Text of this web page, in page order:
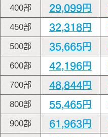
400部 29,099円
450部 32,318円
500部 35,665円
600部 42,196円
700部 48,844円
800部 55,465円
900部 61,963円